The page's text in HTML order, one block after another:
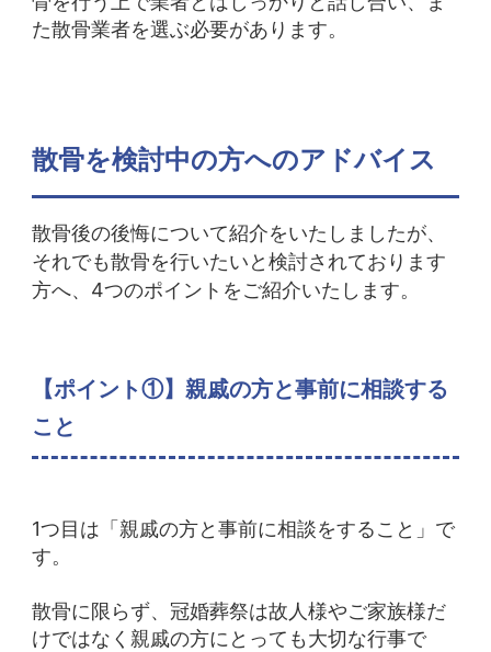
た散骨業者を選ぶ必要があります。
散骨を検討中の方へのアドバイス
散骨後の後悔について紹介をいたしましたが、
それでも散骨を行いたいと検討されております
方へ、4つのポイントをご紹介いたします。
【ポイント①】親戚の方と事前に相談する
こと
1つ目は「親戚の方と事前に相談をすること」で
す。
散骨に限らず、冠婚葬祭は故人様やご家族様だ
けではなく親戚の方にとっても大切な行事で